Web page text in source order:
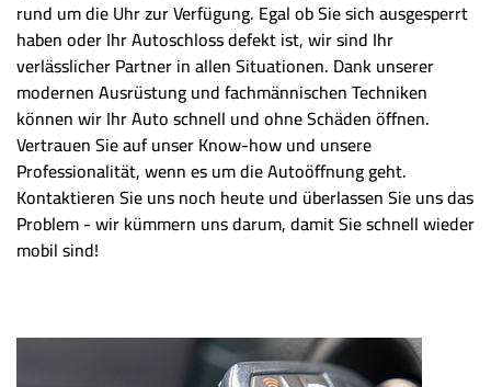
rund um die Uhr zur Verfügung. Egal ob Sie sich ausgesperrt
haben oder Ihr Autoschloss defekt ist, wir sind Ihr
verlässlicher Partner in allen Situationen. Dank unserer
modernen Ausrüstung und fachmännischen Techniken
können wir Ihr Auto schnell und ohne Schäden öffnen.
Vertrauen Sie auf unser Know-how und unsere
Professionalität, wenn es um die Autoöffnung geht.
Kontaktieren Sie uns noch heute und überlassen Sie uns das
Problem - wir kümmern uns darum, damit Sie schnell wieder
mobil sind!